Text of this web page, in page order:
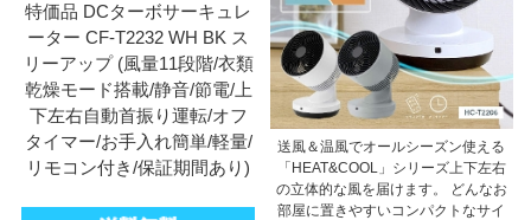
特価品 DCターボサーキュレ
ーター CF-T2232 WH BK ス
リーアップ (風量11段階/衣類
乾燥モード搭載/静音/節電/上
下左右自動首振り運転/オフ
タイマー/お手入れ簡単/軽量/
リモコン付き/保証期間あり)
送風＆温風でオールシーズン使える
「HEAT&COOL」シリーズ上下左右
の立体的な風を届けます。 どんなお
部屋に置きやすいコンパクトなサイ